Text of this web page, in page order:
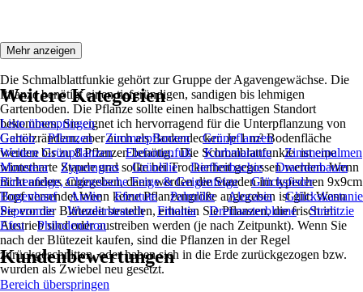
Beschreibung:
Die Schmalblattfunkie gehört zur Gruppe der Agavengewächse. Die
Pflanze benötigt einen tiefgründigen, sandigen bis lehmigen
Gartenboden. Die Pflanze sollte einen halbschattigen Standort
bekommen. Sie eignet ich hervorragend für die Unterpflanzung von
Gehölzrändern, aber auch als Bodendecker. Je 1 m² Bodenfläche
werden bis zu 8 Pflanzen benötig. Die Schmalblattfunkie ist eine
winterharte Staude und sollte bei Trockenheit gegossen werden. Wenn
nicht anders angegeben, dann werden die Stauden im typischen 9x9cm
Topf versendet.Wenn keine Pflanzengröße angegeben ist gilt: Wenn
Sie vor der Blütezeit bestellen, erhalten Sie Pflanzen, die frisch im
Austrieb sind oder austreiben werden (je nach Zeitpunkt). Wenn Sie
nach der Blütezeit kaufen, sind die Pflanzen in der Regel
zurückgeschnitten, oder haben sich in die Erde zurückgezogen bzw.
wurden als Zwiebel neu gesetzt.
Mehr anzeigen
Weitere Kategorien
Liste überspringen
Garten
Pflanzen Zimmerpflanzen
Grünpflanzen
Weitere Grünpflanzen
Elefantenfuß Korbmarante
Zimmerpalmen
Monstera
Zyperngras Grünlilie Dieffenbachie
Drachenbaum
Birkenfeige, Chinesische Feige & Geigenfeige
Glücksfeder
Bogenhanf
Aralie Efeutute Palmlilie Alocasia
Glückskastanie
Peperomie
Wunderstrauch Fittonia Dreimasterblume
Strelitzie
Efeu
Philodendron
Kundenbewertungen
Bereich überspringen